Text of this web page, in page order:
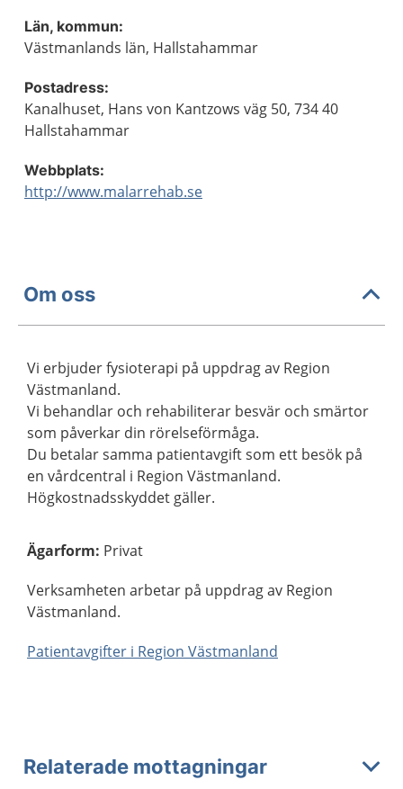
Län, kommun:
Västmanlands län, Hallstahammar
Postadress:
Kanalhuset, Hans von Kantzows väg 50, 734 40
Hallstahammar
Webbplats:
http://www.malarrehab.se
Om oss
Vi erbjuder fysioterapi på uppdrag av Region
Västmanland.
Vi behandlar och rehabiliterar besvär och smärtor
som påverkar din rörelseförmåga.
Du betalar samma patientavgift som ett besök på
en vårdcentral i Region Västmanland.
Högkostnadsskyddet gäller.
Ägarform: Privat
Verksamheten arbetar på uppdrag av Region
Västmanland.
Patientavgifter i Region Västmanland
Relaterade mottagningar